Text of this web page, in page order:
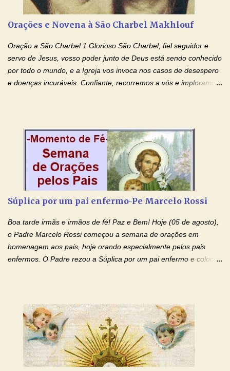
e entediante para mim. Tu podes deixar tudo isso mais fácil e
esforço maior em meus estudos e uma vida mais digna de tua
santidade. Glória… Deus, que quiseste atrair tudo a teu unigênito
Filho, que foi crucificado, permite que, pelos méritos e exemplos
de te...
Orações e Novena à São Charbel Makhlouf
Oração a São Charbel 1 Glorioso São Charbel, fiel seguidor e
servo de Jesus, vosso poder junto de Deus está sendo conhecido
por todo o mundo, e a Igreja vos invoca nos casos de desespero
e doenças incuráveis. Confiante, recorremos a vós e imploramos
Queremos sempre lembrar-nos deste favor, da vossa intercessão
e invocar-vos como nosso patrono, para maior glória de Deus e o
bem de nossas almas. São Charbel! Rogai por Nós e por todos
aqueles que invocam o vosso nome e auxílio. Amén. Oração 2 Ó
Deus, admirável em Vossos Santos, Vós que inspirastes a São
e a força para fazer triunfar, na sua vida, o heroísmo das virtudes
monásticas: a obediência, a castidade e a voluntária pobreza, e
manifestastes o poder de sua intercessão por numerosos
milagres e gra...
Súplica por um pai enfermo-Pe Marcelo Rossi
Boa tarde irmãs e irmãos de fé! Paz e Bem! Hoje (05 de agosto),
o Padre Marcelo Rossi começou a semana de orações em
homenagem aos pais, hoje orando especialmente pelos pais
enfermos. O Padre rezou a Súplica por um pai enfermo e colocou
de Nossa Senhora. Adriana dos Anjos-Devoção e Fé Mensagem
do Padre Marcelo Rossi por E-mail e Facebook: Como foi
anunciado ontem, entramos em uma semana de homenagens
aos nossos pais. Hoje nossas orações serão focadas nos pais
que não se encontram bem de saúde, OS PAIS ENFERMOS!